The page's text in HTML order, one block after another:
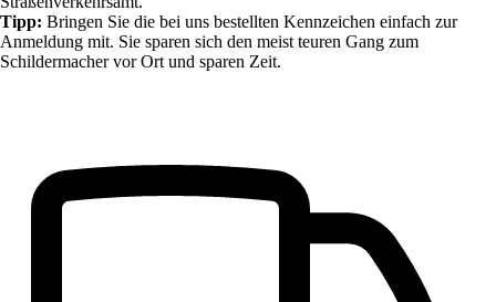
Tipp: Bringen Sie die bei uns bestellten Kennzeichen einfach zur
Anmeldung mit. Sie sparen sich den meist teuren Gang zum
Schildermacher vor Ort und sparen Zeit.